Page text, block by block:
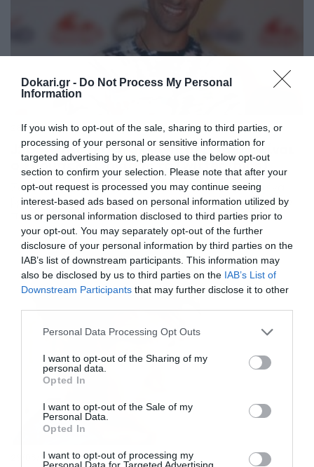
Dokari.gr - Do Not Process My Personal
Information
If you wish to opt-out of the sale, sharing to third parties, or
processing of your personal or sensitive information for
targeted advertising by us, please use the below opt-out
section to confirm your selection. Please note that after your
opt-out request is processed you may continue seeing
interest-based ads based on personal information utilized by
us or personal information disclosed to third parties prior to
your opt-out. You may separately opt-out of the further
disclosure of your personal information by third parties on the
IAB’s list of downstream participants. This information may
also be disclosed by us to third parties on the IAB’s List of
Downstream Participants that may further disclose it to other
Please note that this website/app uses one or more Google
not limited to your visit or usage behaviour. You may click to
grant or deny consent to Google and its third-party tags to
use your data for below specified purposes in below Google
consent section.
Personal Data Processing Opt Outs
I want to opt-out of the Sharing of my
personal data.
Opted In
I want to opt-out of the Sale of my
Personal Data.
Opted In
I want to opt-out of processing my
Personal Data for Targeted Advertising.
28/11/2021 09:17
J2US: Απίστευτη αλλαγή, δείτε πώς είναι
ο Σαρμπέλ – Οργίασε τοTwitter (pics)
Σάββατο χθες και στον Alpha είχε J2US. Για ακόμα ένα
βράδυ οι συμμετέχοντες έδωσαν καλύτερό τους εαυτό
προσπαθώντας να αποσπάσουν την υψηλότερη
βαθμολογία από την κριτική επιτροπή. Η βραδιά είχε
πολλές εκπλήξεις όπως και καλεσμένους, με έναν από
αυτούς να είναι ο Σαρμπέλ, ο οποίος υπήρξε ένας από
τους αγαπημένους τραγουδιστές της προηγούμενης
δεκαετίας. Ο […]
29/08/2019 12:44